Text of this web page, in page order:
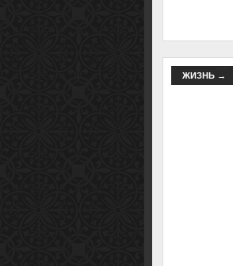
ЖИЗНЬ→